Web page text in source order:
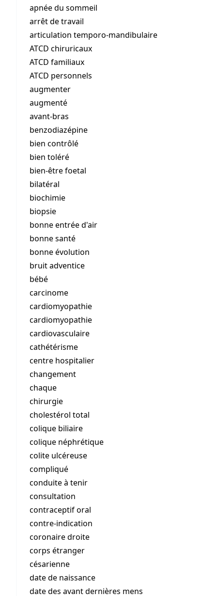
apnée du sommeil
arrêt de travail
articulation temporo-mandibulaire
ATCD chiruricaux
ATCD familiaux
ATCD personnels
augmenter
augmenté
avant-bras
benzodiazépine
bien contrôlé
bien toléré
bien-être foetal
bilatéral
biochimie
biopsie
bonne entrée d'air
bonne santé
bonne évolution
bruit adventice
bébé
carcinome
cardiomyopathie
cardiomyopathie
cardiovasculaire
cathétérisme
centre hospitalier
changement
chaque
chirurgie
cholestérol total
colique biliaire
colique néphrétique
colite ulcéreuse
compliqué
conduite à tenir
consultation
contraceptif oral
contre-indication
coronaire droite
corps étranger
césarienne
date de naissance
date des avant dernières mens